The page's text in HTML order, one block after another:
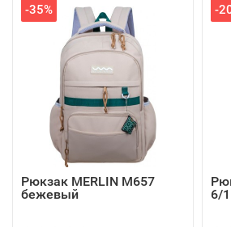
-35%
Рюкзак MERLIN M657
бежевый
-
6/